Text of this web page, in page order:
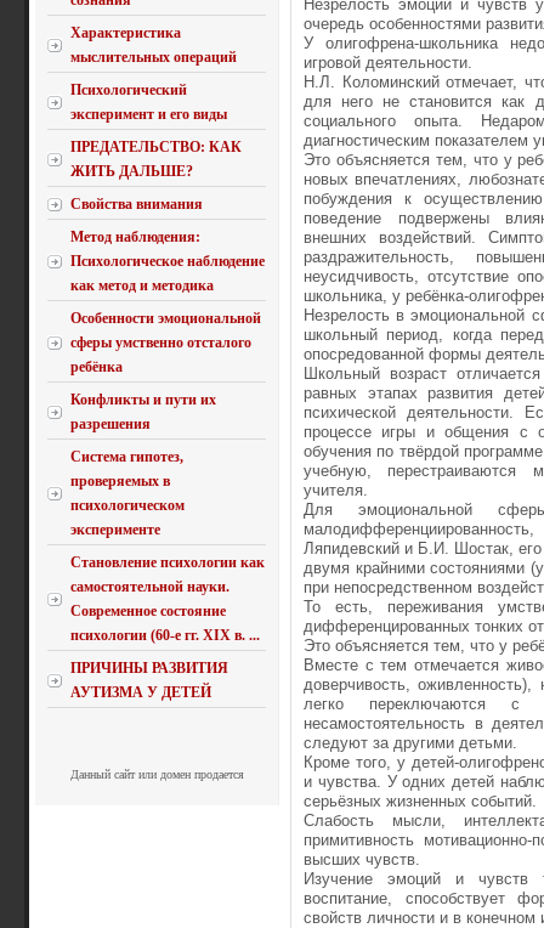
Характеристика
мыслительных операций
Психологический
эксперимент и его виды
ПРЕДАТЕЛЬСТВО: КАК
ЖИТЬ ДАЛЬШЕ?
Свойства внимания
Метод наблюдения:
Психологическое наблюдение
как метод и методика
Особенности эмоциональной
сферы умственно отсталого
ребёнка
Конфликты и пути их
разрешения
Система гипотез,
проверяемых в
психологическом
эксперименте
Становление психологии как
самостоятельной науки.
Современное состояние
психологии (60-е гг. XIX в. ...
ПРИЧИНЫ РАЗВИТИЯ
АУТИЗМА У ДЕТЕЙ
Данный сайт или домен продается
Незрелость эмоций и чувств
очередь особенностями
У олигофрена-школьника
игровой деятельности.
Н.Л. Коломинский отмечает,
для него не становится как
социального опыта.
диагностическим показателем
Это объясняется тем, что у
новых впечатлениях,
побуждения к
поведение подвержены
внешних воздействий.
раздражительность,
неусидчивость, отсутствие
школьника, у ребёнка-
Незрелость в эмоциональной
школьный период, когда
опосредованной формы
Школьный возраст
равных этапах развития
психической деятельности.
процессе игры и общения с
обучения по твёрдой
учебную, перестраиваются
учителя.
Для эмоциональной
Ляпидевский и Б.И. Шостак,
двумя крайними состояниями
при непосредственном
То есть, переживания
дифференцированных тонких
Это объясняется тем, что у
Вместе с тем отмечается
доверчивость,
легко переключаются с
несамостоятельность в
следуют за другими детьми.
Кроме того, у детей-
и чувства. У одних детей
серьёзных жизненных событий.
Слабость мысли,
примитивность
высших чувств.
Изучение эмоций и чувств
воспитание, способствует
свойств личности и в конечном